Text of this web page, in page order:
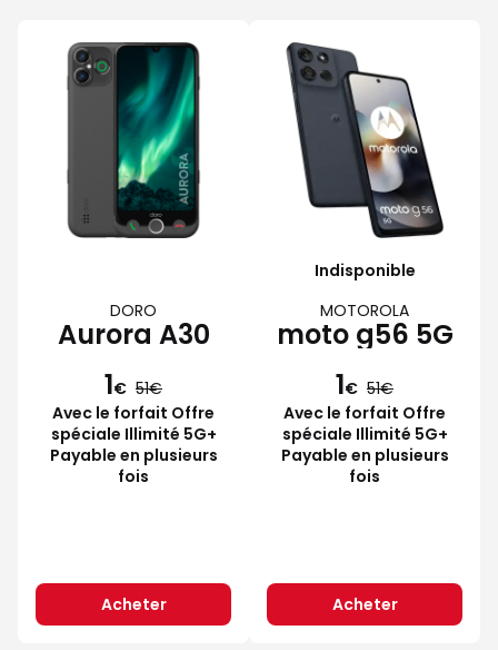
DORO
Aurora A30
1€ 51
Avec le forfait Offre
spéciale Illimité 5G+
Payable en plusieurs
fois
Acheter
Indisponible
MOTOROLA
moto g56 5G
1€ 51
Avec le forfait Offre
spéciale Illimité 5G+
Payable en plusieurs
fois
Acheter